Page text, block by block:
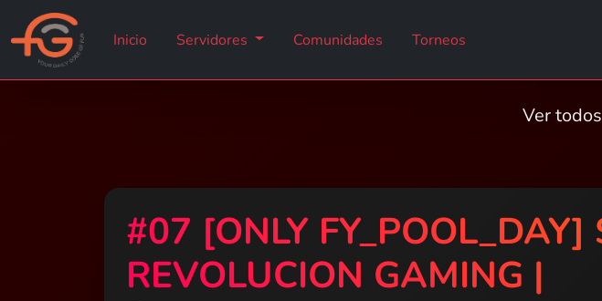
Inicio Servidores Comunidades Torneos
Ver
#07 [ONLY FY_POOL_DAY]
REVOLUCION GAMING |